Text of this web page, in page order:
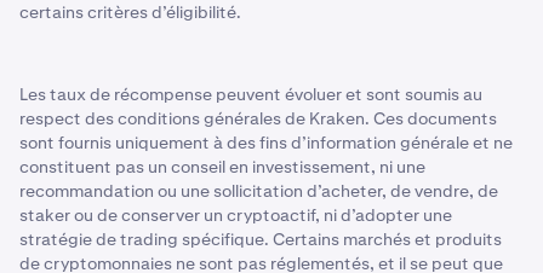
certains critères d’éligibilité.
Les taux de récompense peuvent évoluer et sont soumis au
respect des conditions générales de Kraken. Ces documents
sont fournis uniquement à des fins d’information générale et ne
constituent pas un conseil en investissement, ni une
recommandation ou une sollicitation d’acheter, de vendre, de
staker ou de conserver un cryptoactif, ni d’adopter une
stratégie de trading spécifique. Certains marchés et produits
de cryptomonnaies ne sont pas réglementés, et il se peut que